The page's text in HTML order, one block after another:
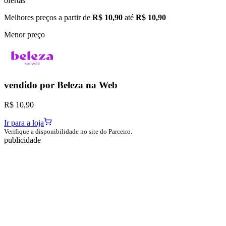
Melhores preços a partir de R$ 10,90 até R$ 10,90
Menor preço
vendido por Beleza na Web
R$ 10,90
Ir para a loja
Verifique a disponibilidade no site do Parceiro.
publicidade